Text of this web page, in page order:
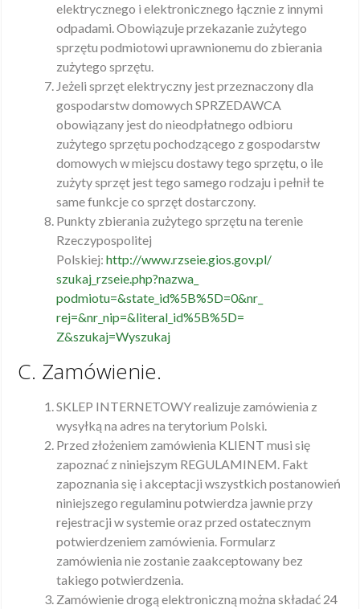
elektrycznego i elektronicznego łącznie z innymi
odpadami. Obowiązuje przekazanie zużytego
sprzętu podmiotowi uprawnionemu do zbierania
zużytego sprzętu.
Jeżeli sprzęt elektryczny jest przeznaczony dla
gospodarstw domowych SPRZEDAWCA
obowiązany jest do nieodpłatnego odbioru
zużytego sprzętu pochodzącego z gospodarstw
domowych w miejscu dostawy tego sprzętu, o ile
zużyty sprzęt jest tego samego rodzaju i pełnił te
same funkcje co sprzęt dostarczony.
Punkty zbierania zużytego sprzętu na terenie
Rzeczypospolitej
Polskiej:http://www.rzseie.gios.gov.pl/
szukaj_rzseie.php?nazwa_
podmiotu=&state_id%5B%5D=0&nr_
rej=&nr_nip=&literal_id%5B%5D=
Z&szukaj=Wyszukaj
C. Zamówienie.
SKLEP INTERNETOWY realizuje zamówienia z
wysyłką na adres na terytorium Polski.
Przed złożeniem zamówienia KLIENT musi się
zapoznać z niniejszym REGULAMINEM. Fakt
zapoznania się i akceptacji wszystkich postanowień
niniejszego regulaminu potwierdza jawnie przy
rejestracji w systemie oraz przed ostatecznym
potwierdzeniem zamówienia. Formularz
zamówienia nie zostanie zaakceptowany bez
takiego potwierdzenia.
Zamówienie drogą elektroniczną można składać 24